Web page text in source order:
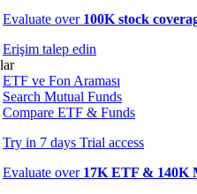
Evaluate over 100K stock
Erişim talep edin
ETF ve Fon Araması
Search Mutual Funds
Compare ETF & Funds
Try in 7 days Trial access
Evaluate over 17K ETF & 140K